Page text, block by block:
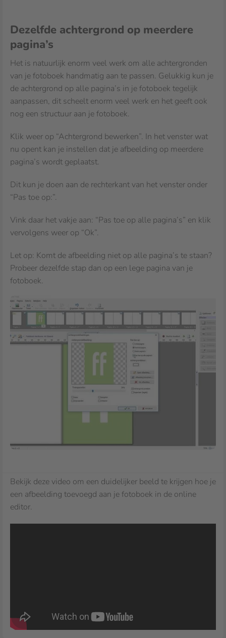
Dezelfde achtergrond op meerdere
pagina’s
Het is natuurlijk enorm veel werk om alle achtergronden
van je fotoboek handmatig aan te passen. Gelukkig kun je
de achtergrond op alle pagina’s in je fotoboek tegelijk
aanpassen, dit scheelt enorm veel werk en het geeft ook
nog een structuur aan je fotoboek.
Klik weer op “Achtergrond bewerken”. In het venster wat
nu opent kan je instellen dat je afbeelding op meerdere
pagina’s wordt geplaatst.
Dit kun je doen aan de rechterkant van het venster onder
“Pas toe op:”.
Vink daar het vakje aan: “Pas toe op alle pagina’s” en klik
vervolgens weer op “Ok”.
Let op: Komt de afbeelding niet op alle pagina’s te staan?
Probeer dezelfde stap dan op een lege pagina van je
fotoboek.
Bekijk deze video om een duidelijker beeld te krijgen hoe je
een afbeelding toevoegd aan je fotoboek in de online
editor.